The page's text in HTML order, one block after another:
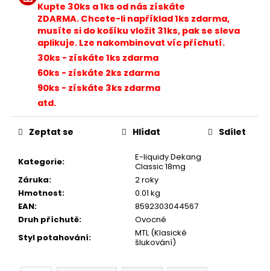
Kupte 30ks a 1ks od nás získáte
ZDARMA. Chcete-li například 1ks zdarma,
musíte si do košíku vložit 31ks, pak se sleva
aplikuje. Lze nakombinovat víc příchutí.
30ks - získáte 1ks zdarma
60ks - získáte 2ks zdarma
90ks - získáte 3ks zdarma
atd.
Kategorie:
E-liquidy Dekang
Classic 18mg
Záruka:
2 roky
Hmotnost:
0.01 kg
EAN:
8592303044567
Druh příchutě:
Ovocné
Styl potahování:
MTL (Klasické
šlukování)
Zeptat se Hlídat Sdílet
u
m
e
JOYETECH
BF
SS316
ATOMIZER
0,6OHM